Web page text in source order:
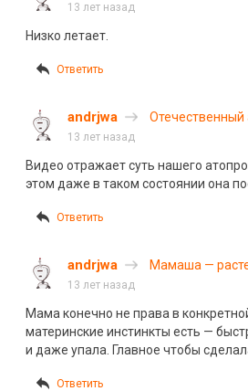
13 лет назад
Низко летает.
Ответить
andrjwa Отечественный
13 лет назад
Видео отражает суть нашего
этом даже в таком состоянии она
Ответить
andrjwa Мамаша —
13 лет назад
Мама конечно не права в
материнские инстинкты есть —
и даже упала. Главное чтобы
Ответить